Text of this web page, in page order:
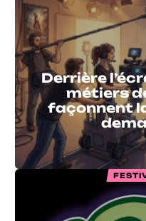
Derrière
métiers
façonnent